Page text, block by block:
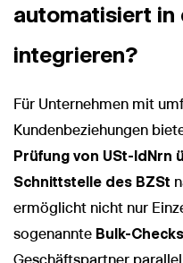
automatisiert in
integrieren?
Für Unternehmen mit
Kundenbeziehungen
Prüfung von USt-IdNrn
Schnittstelle des BZSt
ermöglicht nicht nur
sogenannte Bulk-Checks